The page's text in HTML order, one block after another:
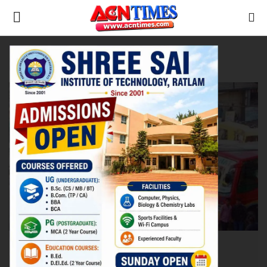
Home
Contact
नीर_का_तीर
मध्यप्रदेश
विदेश
उत्तर प्रदेश
Tag:Announcement
परिवहन